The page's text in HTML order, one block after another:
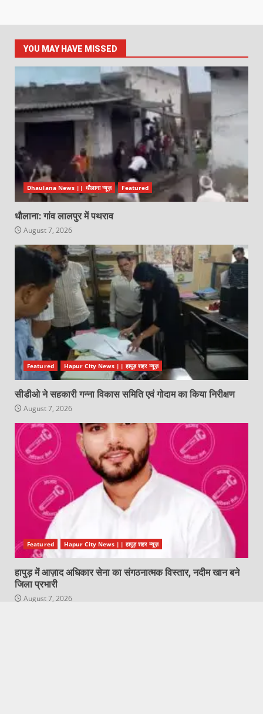
YOU MAY HAVE MISSED
Dhaulana News || धौलाना न्यूज़ Featured
धौलाना: गांव लालपुर में पथराव
August 7, 2026
Featured Hapur City News || हापुड़ शहर न्यूज़
सीडीओ ने सहकारी गन्ना विकास समिति एवं गोदाम का किया निरीक्षण
August 7, 2026
Featured Hapur City News || हापुड़ शहर न्यूज़
हापुड़ में आज़ाद अधिकार सेना का संगठनात्मक विस्तार, नदीम खान बने
जिला प्रभारी
August 7, 2026